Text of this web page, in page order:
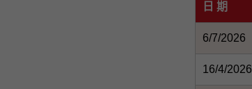
日 期
6/7/2026
16/4/2026